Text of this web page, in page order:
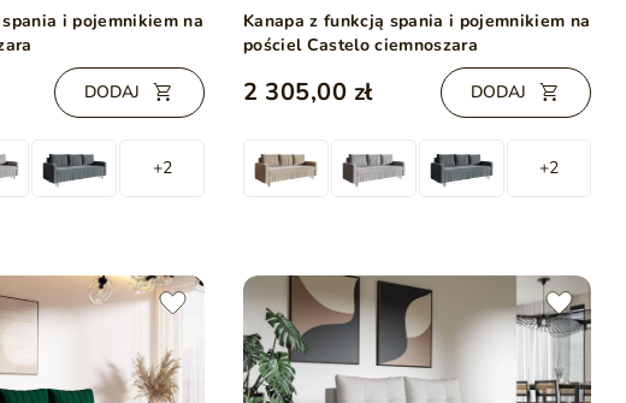
i pojemnikiem na
DODAJ
+2
Kanapa z funkcją spania i pojemnikiem na
pościel Castelo ciemnoszara
2 305,00 zł DODAJ
+2